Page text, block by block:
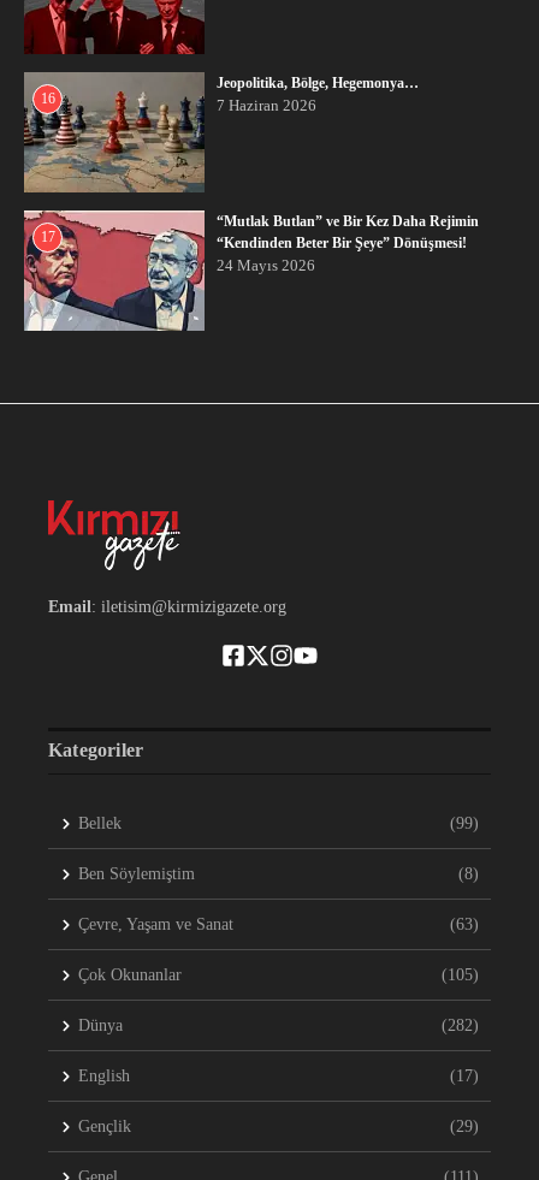
16
Jeopolitika, Bölge, Hegemonya…
7 Haziran 2026
17
“Mutlak Butlan” ve Bir Kez Daha Rejimin
“Kendinden Beter Bir Şeye” Dönüşmesi!
24 Mayıs 2026
Email: iletisim@kirmizigazete.org
Kategoriler
Bellek (99)
Ben Söylemiştim (8)
Çevre, Yaşam ve Sanat (63)
Çok Okunanlar (105)
Dünya (282)
English (17)
Gençlik (29)